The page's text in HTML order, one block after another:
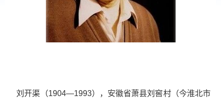
刘开渠（1904—1993），安徽省萧县刘窖村（今淮北市